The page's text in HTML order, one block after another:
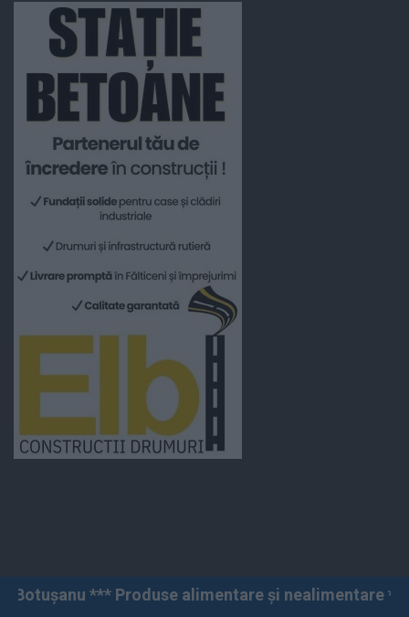
alimentare și nealimentare *** Vânzări